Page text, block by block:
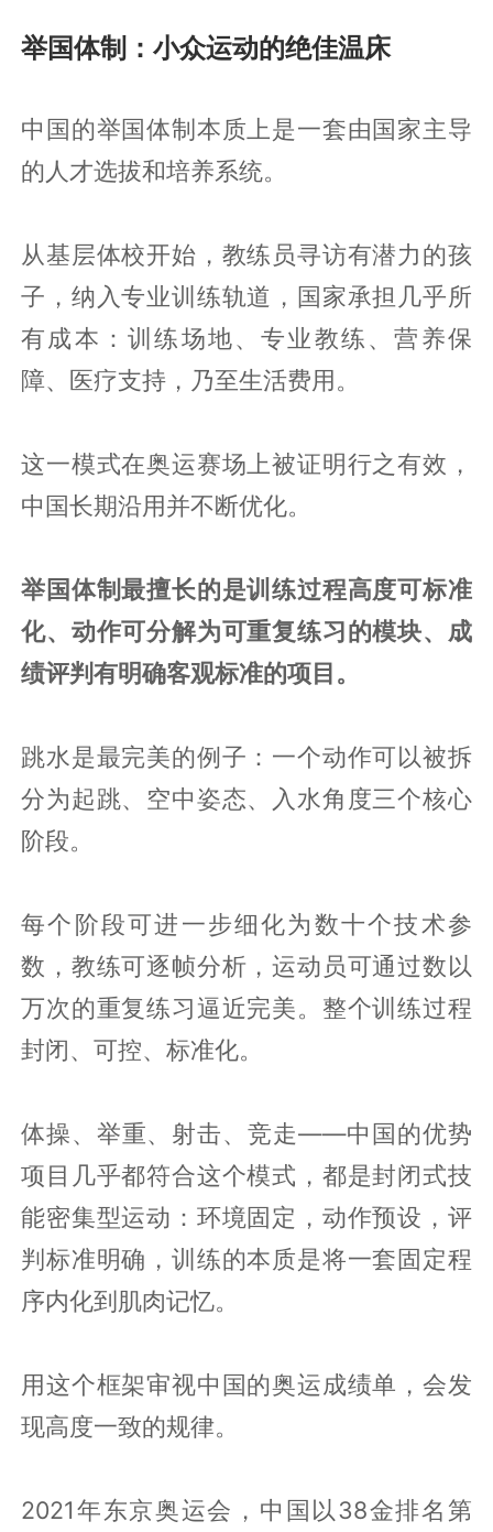
举国体制：小众运动的绝佳温床
中国的举国体制本质上是一套由国家主导
的人才选拔和培养系统。
从基层体校开始，教练员寻访有潜力的孩
子，纳入专业训练轨道，国家承担几乎所
有成本：训练场地、专业教练、营养保
障、医疗支持，乃至生活费用。
这一模式在奥运赛场上被证明行之有效，
中国长期沿用并不断优化。
举国体制最擅长的是训练过程高度可标准
化、动作可分解为可重复练习的模块、成
绩评判有明确客观标准的项目。
跳水是最完美的例子：一个动作可以被拆
分为起跳、空中姿态、入水角度三个核心
阶段。
每个阶段可进一步细化为数十个技术参
数，教练可逐帧分析，运动员可通过数以
万次的重复练习逼近完美。整个训练过程
封闭、可控、标准化。
体操、举重、射击、竞走——中国的优势
项目几乎都符合这个模式，都是封闭式技
能密集型运动：环境固定，动作预设，评
判标准明确，训练的本质是将一套固定程
序内化到肌肉记忆。
用这个框架审视中国的奥运成绩单，会发
现高度一致的规律。
2021年东京奥运会，中国以38金排名第